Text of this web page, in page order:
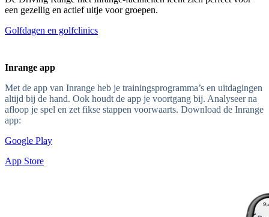
een gezellig en actief uitje voor groepen.
Golfdagen en golfclinics
Inrange app
Met de app van Inrange heb je trainingsprogramma’s en uitdagingen
altijd bij de hand. Ook houdt de app je voortgang bij. Analyseer na
afloop je spel en zet fikse stappen voorwaarts. Download de Inrange
app:
Google Play
App Store